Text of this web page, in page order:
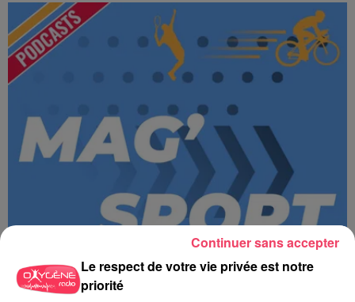
Le respect de votre vie privée est notre
priorité
Continuer sans accepter